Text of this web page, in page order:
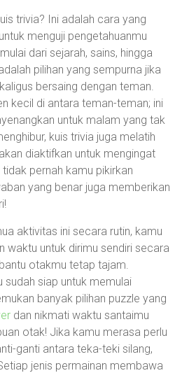
trivia? Ini adalah cara yang
menguji pengetahuanmu
dari sejarah, sains, hingga
pilihan yang sempurna jika
bersaing dengan teman.
kecil di antara teman-teman; ini
untuk malam yang tak
kuis trivia juga melatih
diaktifkan untuk mengingat
pernah kamu pikirkan
yang benar juga memberikan
aktivitas ini secara rutin, kamu
waktu untuk dirimu sendiri secara
otakmu tetap tajam.
sudah siap untuk memulai
banyak pilihan puzzle yang
dan nikmati waktu santaimu
otak! Jika kamu merasa perlu
ganti antara teka-teki silang,
jenis permainan membawa